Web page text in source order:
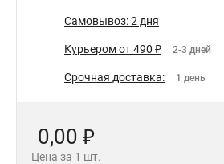
Самовывоз: 2 дня
Курьером от 490 ₽ 2-3 дней
Срочная доставка: 1 день
0,00 ₽
Цена за 1 шт.